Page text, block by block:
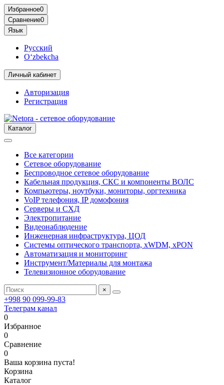
Избранное0
Сравнение0
Язык
Русский
O‘zbekcha
Личный кабинет
Авторизация
Регистрация
Каталог
Все категории
Сетевое оборудование
Беспроводное сетевое оборудование
Кабельная продукция, СКС и компоненты ВОЛС
Компьютеры, ноутбуки, мониторы, оргтехника
VoIP телефония, IP домофония
Серверы и СХД
Электропитание
Видеонаблюдение
Инженерная инфраструктура, ЦОД
Системы оптического транспорта, xWDM, xPON
Автоматизация и мониторинг
Инструмент/Материалы для монтажа
Телевизионное оборудование
×
+998 90 099-99-83
Телеграм канал
0
Избранное
0
Сравнение
0
Ваша корзина пуста!
Корзина
Каталог